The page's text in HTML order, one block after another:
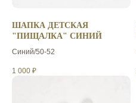
ШАПКА ДЕТСКАЯ
"ПИЩАЛКА" СИНИЙ
Синий/50-52
1 000 ₽